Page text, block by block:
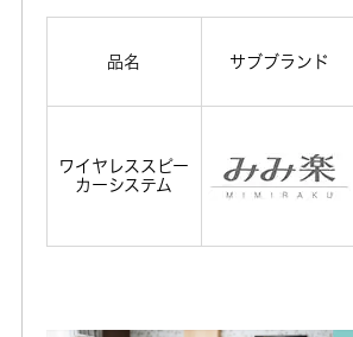
品名 サブブランド
ワイヤレススピー
カーシステム